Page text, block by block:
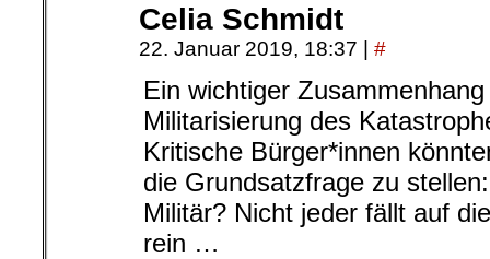
Celia Schmidt
22. Januar 2019, 18:37 | #
Ein wichtiger
Militarisierung des
Kritische Bürger*innen
die Grundsatzfrage zu
Militär? Nicht jeder fällt auf
rein …